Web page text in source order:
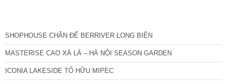
SHOPHOUSE CHÂN ĐẾ BERRIVER LONG BIÊN
MASTERISE CAO XÀ LÁ – HÀ NỘI SEASON GARDEN
ICONIA LAKESIDE TỐ HỮU MIPEC